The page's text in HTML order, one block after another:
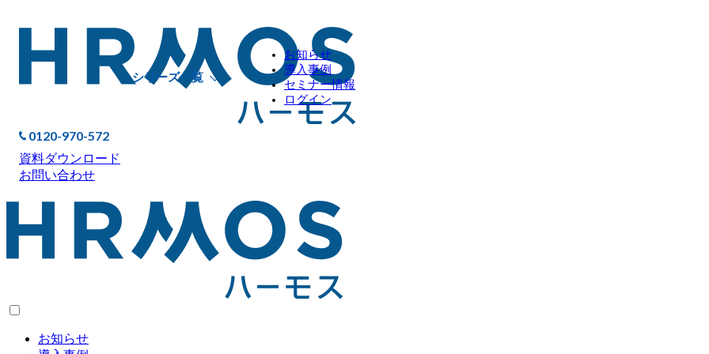
シリーズ一覧
お知らせ
導入事例
セミナー情報
ログイン
0120-970-572
資料ダウンロード
お問い合わせ
お知らせ